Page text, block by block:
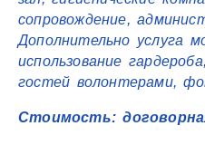
сопровождение,
Дополнительно услуга
использование
гостей волонтерами,
Стоимость: